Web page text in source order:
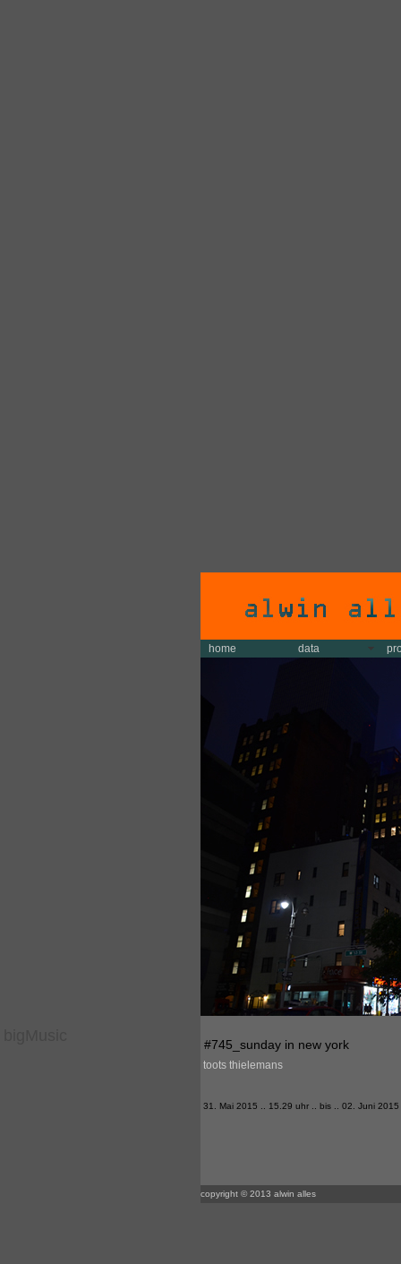
home data
#745_sunday in new york
toots thielemans
31. Mai 2015 .. 15.29 uhr .. bis .. 02. Juni
copyright © 2013 alwin alles